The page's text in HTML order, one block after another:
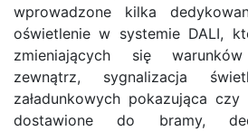
wprowadzone kilka
oświetlenie w systemie DALI,
zmieniających się
zewnątrz, sygnalizacja
załadunkowych pokazująca
dostawione do bramy,